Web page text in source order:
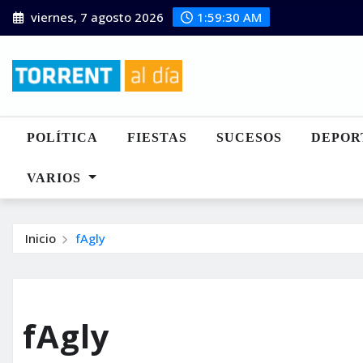
Saltar
al
viernes, 7 agosto 2026 1:59:31 AM
POLÍTICA FIESTAS SUCESOS
VARIOS
Inicio fAgly
fAgly